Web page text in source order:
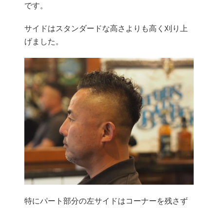
です。
サイドはスタンダードな高さよりも高く刈り上
げました。
特にパート部分の左サイドはコーナーを残さず